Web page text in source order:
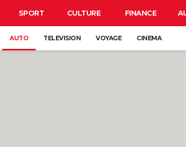
SPORT CULTURE FINANCE
AUTO TELEVISION VOYAGE CINEMA